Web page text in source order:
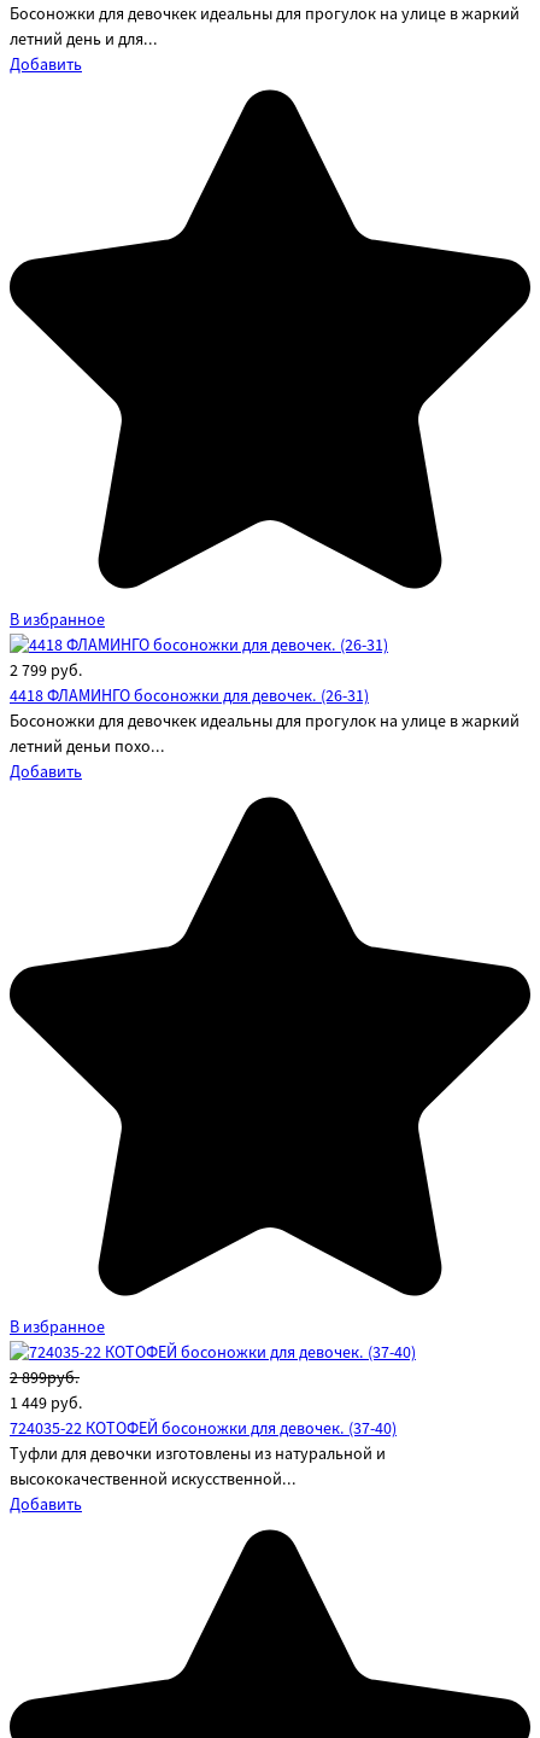
Босоножки для девочкек идеальны для прогулок на улице в жаркий
летний день и для...
Добавить
В избранное
2 799 руб.
4418 ФЛАМИНГО босоножки для девочек. (26-31)
Босоножки для девочкек идеальны для прогулок на улице в жаркий
летний деньи похо...
Добавить
В избранное
2 899руб.
1 449 руб.
724035-22 КОТОФЕЙ босоножки для девочек. (37-40)
Туфли для девочки изготовлены из натуральной и
высококачественной искусственной...
Добавить